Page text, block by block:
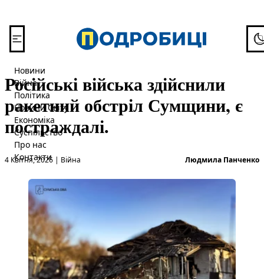
Новини
Війна
Політика
Новини Світу
Економіка
Суспільство
Про нас
Контакти
Російські війська здійснили
ракетний обстріл Сумщини, є
постраждалі.
4 Квітня, 2026 |
Опубліковано в
Війна Людмила Панченко